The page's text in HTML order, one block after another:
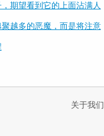
期望看到它的上面沾满人
越多的恶魔，而是将注意
关于我们